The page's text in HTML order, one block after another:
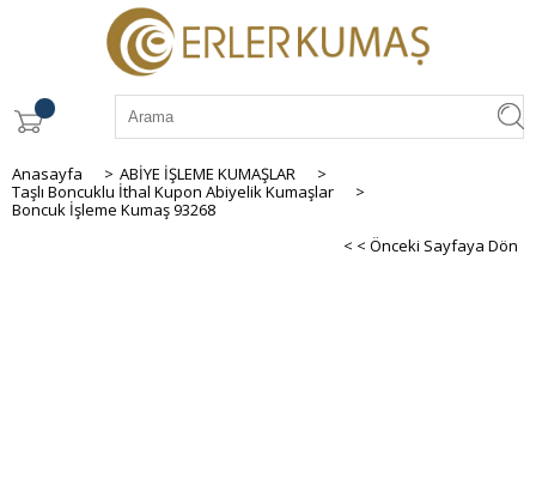
Anasayfa > ABİYE İŞLEME KUMAŞLAR
>
Taşlı Boncuklu İthal Kupon Abiyelik Kumaşlar
>
Boncuk İşleme Kumaş 93268
< < Önceki Sayfaya Dön